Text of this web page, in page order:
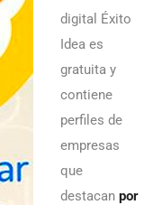
digital Éxito
Idea es
gratuita y
contiene
perfiles de
empresas
que
destacan por